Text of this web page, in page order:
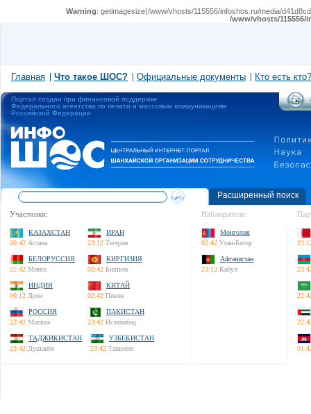
Warning: getimagesize(/www/vhosts/115556/infoshos.ru/media/
/www/vhosts/
Главная Что такое ШОС? Официальные документы Кто есть кто?
Портал создан при финансовой поддержке
Федерального агентства по печати и массовым коммуникациям
Российской Федерации
Расширенный поиск
Участники:
КАЗАХСТАН
00:42 Астана
ИРАН
23:12 Тегеран
БЕЛОРУССИЯ
21:42 Минск
КИРГИЗИЯ
00:42 Бишкек
ИНДИЯ
00:12 Дели
КИТАЙ
02:42 Пекин
РОССИЯ
22:42 Москва
ПАКИСТАН
23:42 Исламабад
ТАДЖИКИСТАН
23:42 Душанбе
УЗБЕКИСТАН
23:42 Ташкент
Наблюдатели:
Монголия
02:42 Улан-Батор
Афганистан
23:12 Кабул